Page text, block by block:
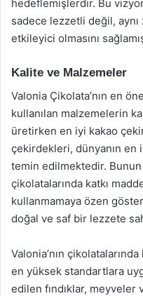
hedeflemişlerdir. Bu
sadece lezzetli değil,
etkileyici olmasını
Kalite ve Malzemeler
Valonia Çikolata’nın en
kullanılan malzemelerin
üretirken en iyi kakao
çekirdekleri, dünyanın
temin edilmektedir. Bunun
çikolatalarında katkı
kullanmamaya özen
doğal ve saf bir lezzete
Valonia’nın
en yüksek standartlara
edilen fındıklar, meyveler